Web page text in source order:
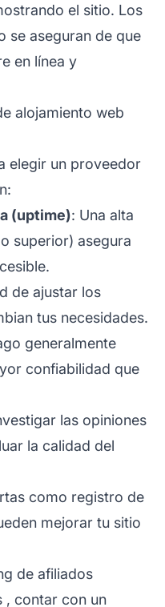
el sitio. Los
se aseguran de que
en línea y
alojamiento web
elegir un proveedor
(uptime): Una alta
superior) asegura
de ajustar los
tus necesidades.
generalmente
confiabilidad que
las opiniones
la calidad del
como registro de
mejorar tu sitio
de afiliados
, contar con un